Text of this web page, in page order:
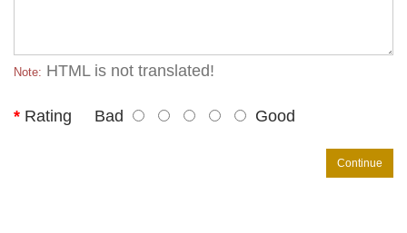
Note: HTML is not translated!
Rating Bad Good
Continue